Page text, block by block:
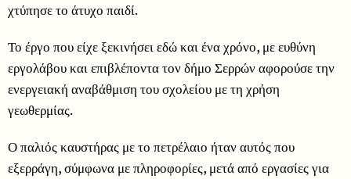
χτύπησε το άτυχο παιδί.
Το έργο που είχε ξεκινήσει εδώ και ένα χρόνο, με ευθύνη
εργολάβου και επιβλέποντα τον δήμο Σερρών αφορούσε την
ενεργειακή αναβάθμιση του σχολείου με τη χρήση
γεωθερμίας.
Ο παλιός καυστήρας με το πετρέλαιο ήταν αυτός που
εξερράγη, σύμφωνα με πληροφορίες, μετά από εργασίες για